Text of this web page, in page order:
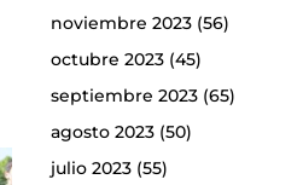
noviembre 2023(56)
octubre 2023(45)
septiembre 2023(65)
agosto 2023(50)
julio 2023(55)